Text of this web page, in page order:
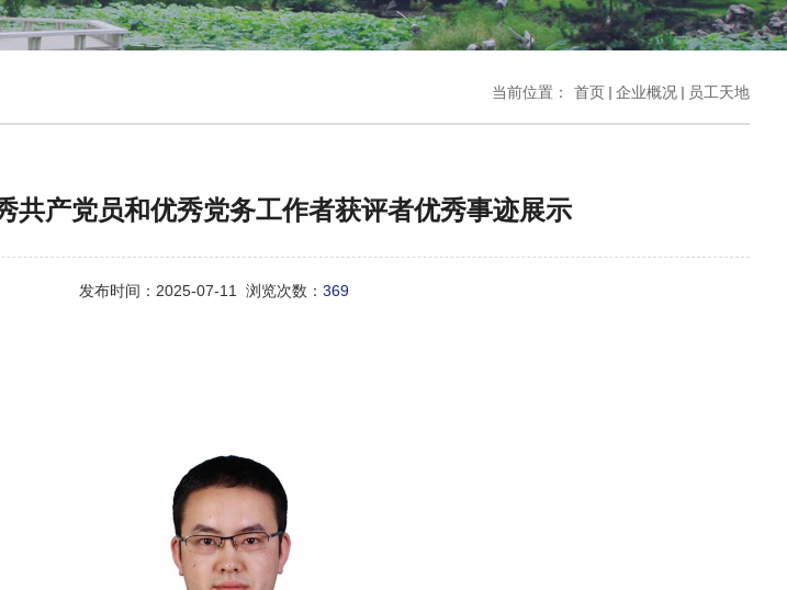
当前位置： 首页 企业概况 员工天地
共产党员和优秀党务工作者获评者优秀事迹展示
发布时间：2025-07-11 浏览次数： 369